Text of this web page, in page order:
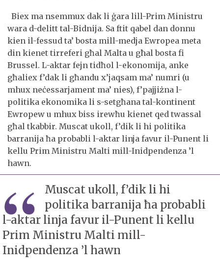
Biex ma nsemmux dak li ġara lill-Prim Ministru
wara d-delitt tal-Bidnija. Sa ftit qabel dan donnu
kien il-fessud ta’ bosta mill-medja Ewropea meta
din kienet tirreferi għal Malta u gћal bosta fi
Brussel. L-aktar fejn tidħol l-ekonomija, anke
għaliex f’dak li għandu x’jaqsam ma’ numri (u
mhux neċessarjament ma’ nies), f’pajjiżna l-
politika ekonomika li s-setgħana tal-kontinent
Ewropew u mhux biss irewħu kienet qed twassal
għal tkabbir. Muscat ukoll, f’dik li hi politika
barranija ħa probabli l-aktar linja favur il-Punent li
kellu Prim Ministru Malti mill-Inidpendenza ’l
hawn.
Muscat ukoll, f’dik li hi
politika barranija ħa probabli
l-aktar linja favur il-Punent li kellu
Prim Ministru Malti mill-
Inidpendenza ’l hawn